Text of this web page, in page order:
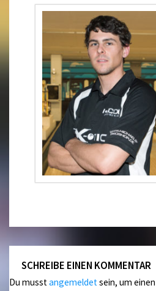
SCHREIBE EINEN KOMMENTAR
Du musstangemeldetsein, um